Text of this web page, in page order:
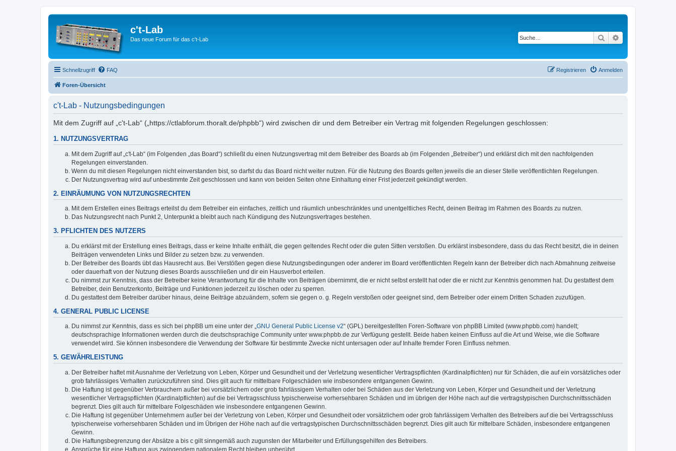
c't-Lab
Das neue Forum für das c't-Lab Suche
Schnellzugriff FAQ Anmelden
Registrieren
Foren-Übersicht
c't-Lab - Nutzungsbedingungen
Mit dem Zugriff auf „c't-Lab“ („https://ctlabforum.thoralt.de/phpbb“) wird zwischen dir und dem Betreiber ein Vertrag mit folgenden Regelungen geschlossen:
1. NUTZUNGSVERTRAG
Mit dem Zugriff auf „c't-Lab“ (im Folgenden „das Board“) schließt du einen Nutzungsvertrag mit dem Betreiber des Boards ab (im Folgenden „Betreiber“) und erklärst dich mit den nachfolgenden
Regelungen einverstanden.
Wenn du mit diesen Regelungen nicht einverstanden bist, so darfst du das Board nicht weiter nutzen. Für die Nutzung des Boards gelten jeweils die an dieser Stelle veröffentlichten Regelungen.
Der Nutzungsvertrag wird auf unbestimmte Zeit geschlossen und kann von beiden Seiten ohne Einhaltung einer Frist jederzeit gekündigt werden.
2. EINRÄUMUNG VON NUTZUNGSRECHTEN
Mit dem Erstellen eines Beitrags erteilst du dem Betreiber ein einfaches, zeitlich und räumlich unbeschränktes und unentgeltliches Recht, deinen Beitrag im Rahmen des Boards zu nutzen.
Das Nutzungsrecht nach Punkt 2, Unterpunkt a bleibt auch nach Kündigung des Nutzungsvertrages bestehen.
3. PFLICHTEN DES NUTZERS
Du erklärst mit der Erstellung eines Beitrags, dass er keine Inhalte enthält, die gegen geltendes Recht oder die guten Sitten verstoßen. Du erklärst insbesondere, dass du das Recht besitzt, die in deinen
Beiträgen verwendeten Links und Bilder zu setzen bzw. zu verwenden.
Der Betreiber des Boards übt das Hausrecht aus. Bei Verstößen gegen diese Nutzungsbedingungen oder anderer im Board veröffentlichten Regeln kann der Betreiber dich nach Abmahnung zeitweise
oder dauerhaft von der Nutzung dieses Boards ausschließen und dir ein Hausverbot erteilen.
Du nimmst zur Kenntnis, dass der Betreiber keine Verantwortung für die Inhalte von Beiträgen übernimmt, die er nicht selbst erstellt hat oder die er nicht zur Kenntnis genommen hat. Du gestattest dem
Betreiber, dein Benutzerkonto, Beiträge und Funktionen jederzeit zu löschen oder zu sperren.
Du gestattest dem Betreiber darüber hinaus, deine Beiträge abzuändern, sofern sie gegen o. g. Regeln verstoßen oder geeignet sind, dem Betreiber oder einem Dritten Schaden zuzufügen.
4. GENERAL PUBLIC LICENSE
Du nimmst zur Kenntnis, dass es sich bei phpBB um eine unter der „GNU General Public License v2“ (GPL) bereitgestellten Foren-Software von phpBB Limited (www.phpbb.com) handelt;
deutschsprachige Informationen werden durch die deutschsprachige Community unter www.phpbb.de zur Verfügung gestellt. Beide haben keinen Einfluss auf die Art und Weise, wie die Software
verwendet wird. Sie können insbesondere die Verwendung der Software für bestimmte Zwecke nicht untersagen oder auf Inhalte fremder Foren Einfluss nehmen.
5. GEWÄHRLEISTUNG
Der Betreiber haftet mit Ausnahme der Verletzung von Leben, Körper und Gesundheit und der Verletzung wesentlicher Vertragspflichten (Kardinalpflichten) nur für Schäden, die auf ein vorsätzliches oder
grob fahrlässiges Verhalten zurückzuführen sind. Dies gilt auch für mittelbare Folgeschäden wie insbesondere entgangenen Gewinn.
Die Haftung ist gegenüber Verbrauchern außer bei vorsätzlichem oder grob fahrlässigem Verhalten oder bei Schäden aus der Verletzung von Leben, Körper und Gesundheit und der Verletzung
wesentlicher Vertragspflichten (Kardinalpflichten) auf die bei Vertragsschluss typischerweise vorhersehbaren Schäden und im übrigen der Höhe nach auf die vertragstypischen Durchschnittsschäden
begrenzt. Dies gilt auch für mittelbare Folgeschäden wie insbesondere entgangenen Gewinn.
Die Haftung ist gegenüber Unternehmern außer bei der Verletzung von Leben, Körper und Gesundheit oder vorsätzlichem oder grob fahrlässigem Verhalten des Betreibers auf die bei Vertragsschluss
typischerweise vorhersehbaren Schäden und im Übrigen der Höhe nach auf die vertragstypischen Durchschnittsschäden begrenzt. Dies gilt auch für mittelbare Schäden, insbesondere entgangenen
Gewinn.
Die Haftungsbegrenzung der Absätze a bis c gilt sinngemäß auch zugunsten der Mitarbeiter und Erfüllungsgehilfen des Betreibers.
Ansprüche für eine Haftung aus zwingendem nationalem Recht bleiben unberührt.